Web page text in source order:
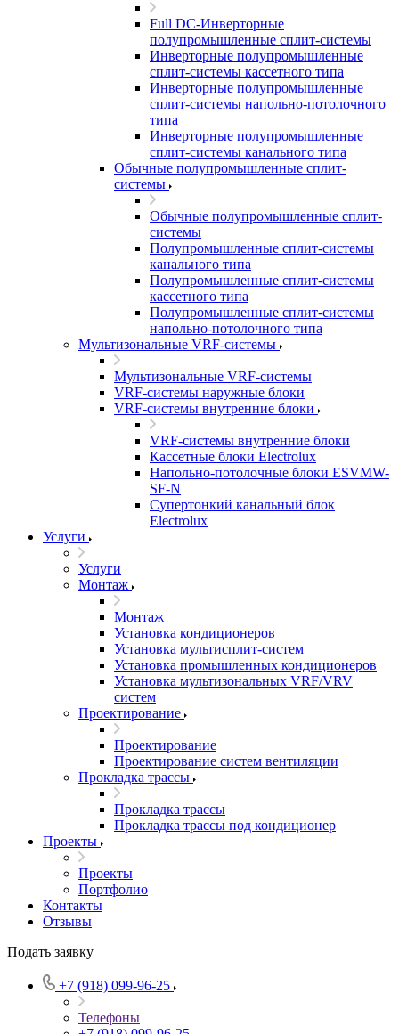
Full DC-Инверторные
полупромышленные сплит-системы
Инверторные полупромышленные
сплит-системы кассетного типа
Инверторные полупромышленные
сплит-системы напольно-потолочного
типа
Инверторные полупромышленные
сплит-системы канального типа
Обычные полупромышленные сплит-
системы
Обычные полупромышленные сплит-
системы
Полупромышленные сплит-системы
канального типа
Полупромышленные сплит-системы
кассетного типа
Полупромышленные сплит-системы
напольно-потолочного типа
Мультизональные VRF-системы
Мультизональные VRF-системы
VRF-системы наружные блоки
VRF-системы внутренние блоки
VRF-системы внутренние блоки
Кассетные блоки Electrolux
Напольно-потолочные блоки ESVMW-
SF-N
Супертонкий канальный блок
Electrolux
Услуги
Услуги
Монтаж
Монтаж
Установка кондиционеров
Установка мультисплит-систем
Установка промышленных кондиционеров
Установка мультизональных VRF/VRV
систем
Проектирование
Проектирование
Проектирование систем вентиляции
Прокладка трассы
Прокладка трассы
Прокладка трассы под кондиционер
Проекты
Проекты
Портфолио
Контакты
Отзывы
Подать заявку
+7 (918) 099-96-25
Телефоны